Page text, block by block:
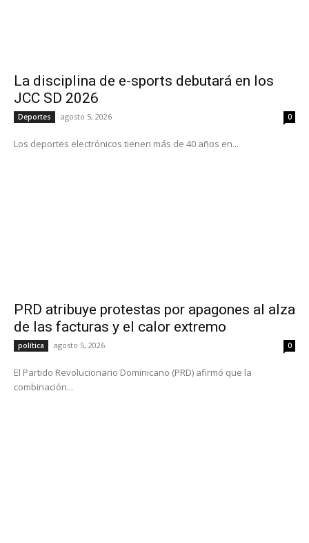
La disciplina de e-sports debutará en los
JCC SD 2026
Deportes agosto 5, 2026 0
Los deportes electrónicos tienen más de 40 años en...
PRD atribuye protestas por apagones al alza
de las facturas y el calor extremo
política agosto 5, 2026 0
El Partido Revolucionario Dominicano (PRD) afirmó que la
combinación...